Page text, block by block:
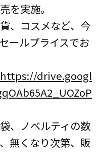
を実施。
、コスメなど、今
ールプライスでお
https://drive.googl
、ノベルティの数
無くなり次第、販